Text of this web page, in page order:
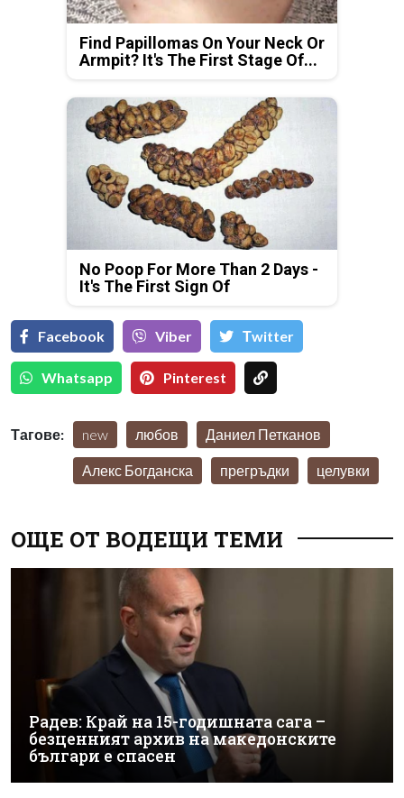
Find Papillomas On Your Neck Or
Armpit? It's The First Stage Of...
No Poop For More Than 2 Days -
It's The First Sign Of
Facebook Viber Тwitter
Whatsapp Pinterest
Тагове: new любов Даниел Петканов
Алекс Богданска прегръдки целувки
ОЩЕ ОТ ВОДЕЩИ ТЕМИ
Радев: Край на 15-годишната сага –
безценният архив на македонските
българи е спасен